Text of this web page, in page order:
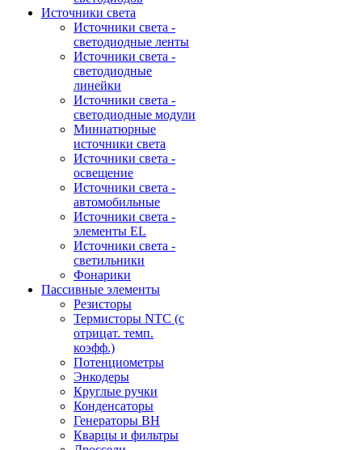
Источники света
Источники света -
светодиодные ленты
Источники света -
светодиодные
линейки
Источники света -
светодиодные модули
Миниатюрные
источники света
Источники света -
освещение
Источники света -
автомобильные
Источники света -
элементы EL
Источники света -
светильники
Фонарики
Пассивные элементы
Резисторы
Термисторы NTC (с
отрицат. темп.
коэфф.)
Потенциометры
Энкодеры
Круглые ручки
Конденсаторы
Генераторы ВН
Кварцы и фильтры